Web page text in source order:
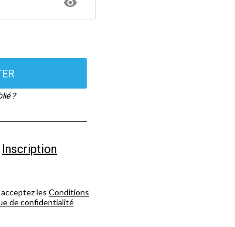
?
Inscription
les Conditions
de confidentialité